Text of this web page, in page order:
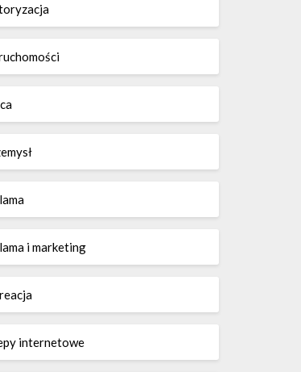
i marketing
internetowe